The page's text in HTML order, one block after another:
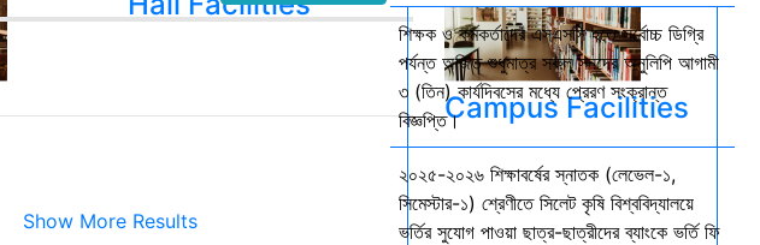
Campus Facilities
Show More Results
শিক্ষক ও কর্মকর্তাদের এসএসসি হতে সর্বোচ্চ ডিগ্রি
পর্যন্ত অর্জিত শুধুমাত্র সকল সনদের অনুলিপি আগামী
৩ (তিন) কার্যদিবসের মধ্যে প্রেরণ সংক্রান্ত
বিজ্ঞপ্তি।
২০২৫-২০২৬ শিক্ষাবর্ষের স্নাতক (লেভেল-১,
সিমেস্টার-১) শ্রেণীতে সিলেট কৃষি বিশ্ববিদ্যালয়ে
ভর্তির সুযোগ পাওয়া ছাত্র-ছাত্রীদের ব্যাংকে ভর্তি ফি